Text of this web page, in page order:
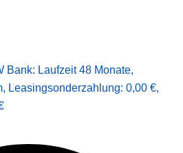
Bank: Laufzeit 48 Monate,
, Leasingsonderzahlung: 0,00 €,